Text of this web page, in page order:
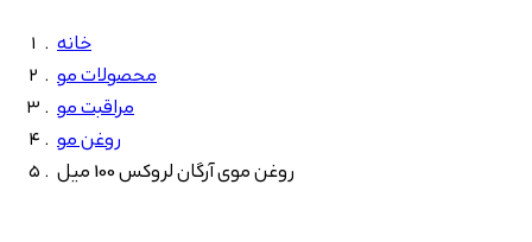
خانه
محصولات مو
مراقبت مو
روغن مو
روغن موی آرگان لروکس 100 میل